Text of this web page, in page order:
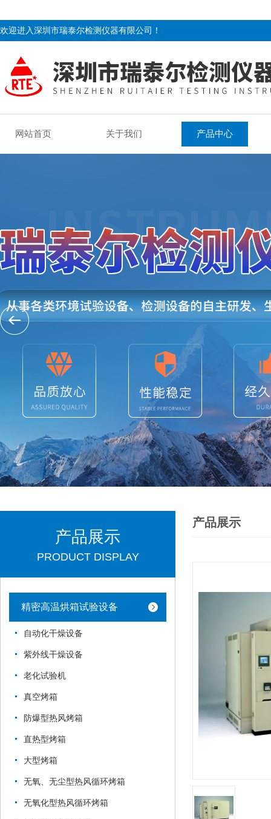
欢迎进入深圳市瑞泰尔检测仪器有限公司！
网站首页 关于我们 产品中心
产品展示
PRODUCT DISPLAY
精密高温烘箱试验设备
自动化干燥设备
紫外线干燥设备
老化试验机
真空烤箱
防爆型热风烤箱
直热型烤箱
大型烤箱
无氧、无尘型热风循环烤箱
无氧化型热风循环烤箱
产品展示